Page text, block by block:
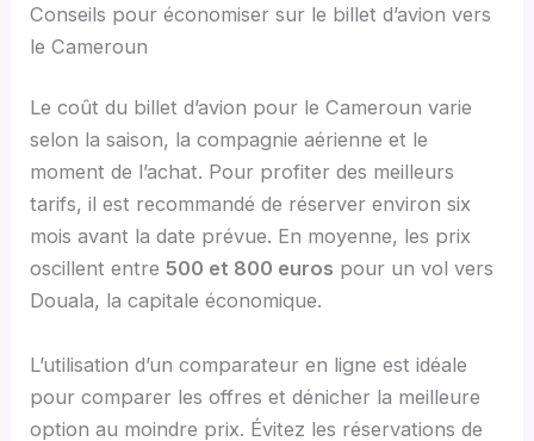
Conseils pour économiser sur le billet d’avion vers
le Cameroun
Le coût du billet d’avion pour le Cameroun varie
selon la saison, la compagnie aérienne et le
moment de l’achat. Pour profiter des meilleurs
tarifs, il est recommandé de réserver environ six
mois avant la date prévue. En moyenne, les prix
oscillent entre500 et 800 euros pour un vol vers
Douala, la capitale économique.
L’utilisation d’un comparateur en ligne est idéale
pour comparer les offres et dénicher la meilleure
option au moindre prix. Évitez les réservations de